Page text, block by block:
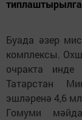
Буада әзер
комплексы.
очракта
Татарстан
эшләренә 4,6
Гомуми